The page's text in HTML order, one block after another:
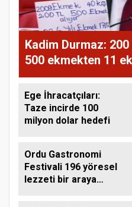
Kadim Durmaz:
500 ekmekten 11
Ege İhracatçıları:
Taze incirde 100
milyon dolar hedefi
Ordu Gastronomi
Festivali 196 yöresel
lezzeti bir araya